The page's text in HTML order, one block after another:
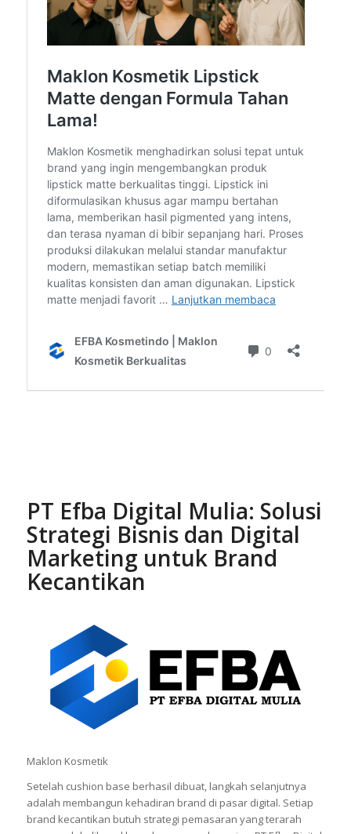
PT Efba Digital Mulia: Solusi
Strategi Bisnis dan Digital
Marketing untuk Brand
Kecantikan
Maklon Kosmetik
Setelah cushion base berhasil dibuat, langkah selanjutnya
adalah membangun kehadiran brand di pasar digital. Setiap
brand kecantikan butuh strategi pemasaran yang terarah